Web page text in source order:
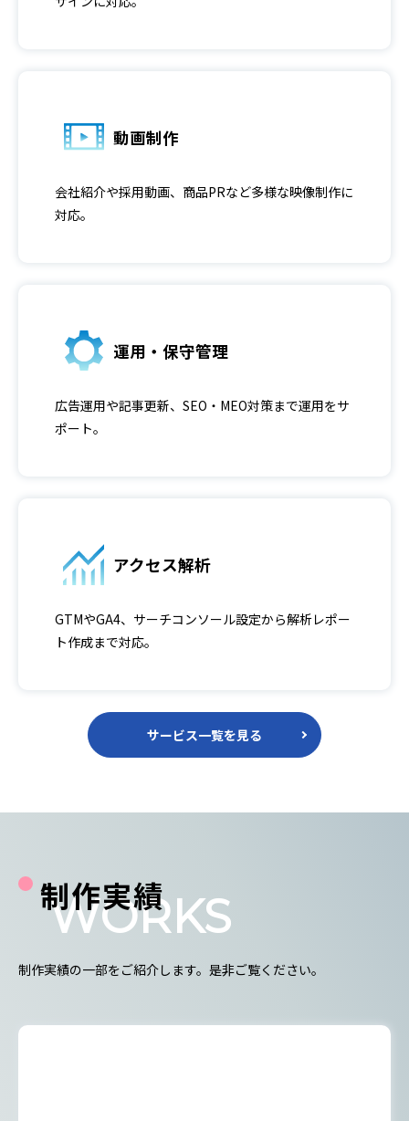
動画制作
会社紹介や採用動画、商品PRなど多様な映像制作に
対応。
運用・保守管理
広告運用や記事更新、SEO・MEO対策まで運用をサ
ポート。
アクセス解析
GTMやGA4、サーチコンソール設定から解析レポー
ト作成まで対応。
サービス一覧を見る
制作実績
WORKS
制作実績の一部をご紹介します。是非ご覧ください。